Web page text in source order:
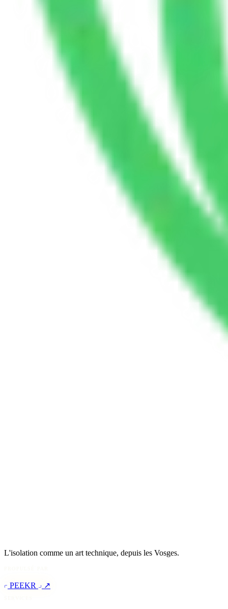
L'isolation comme un art technique, depuis les Vosges.
PEEKR ↗